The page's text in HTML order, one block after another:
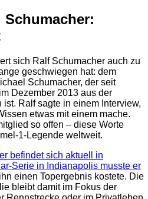
Schumacher:
sich Ralf Schumacher auch zu
geschwiegen hat: dem
Schumacher, der seit
Dezember 2013 aus der
Ralf sagte in einem Interview,
etwas mit einem mache.
so offen – diese Worte
1-Legende weltweit.
befindet sich aktuell in
Serie in Indianapolis musste er
einen Topergebnis kostete. Die
bleibt damit im Fokus der